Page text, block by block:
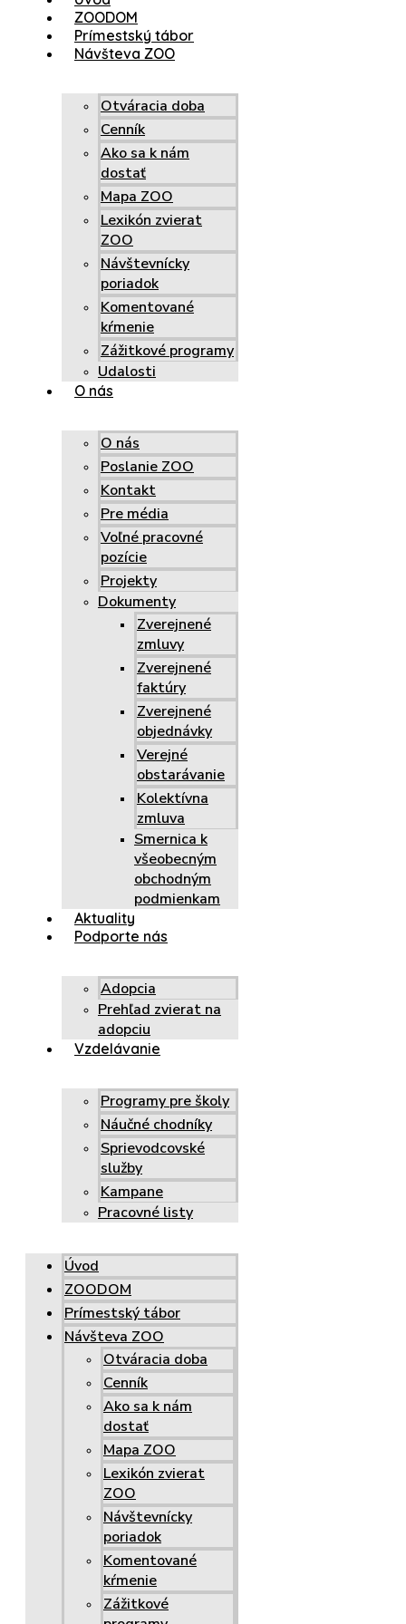
ZOODOM
Prímestský tábor
Návšteva ZOO
Otváracia doba
Cenník
Ako sa k nám
dostať
Mapa ZOO
Lexikón zvierat
ZOO
Návštevnícky
poriadok
Komentované
kŕmenie
Zážitkové programy
Udalosti
O nás
O nás
Poslanie ZOO
Kontakt
Pre média
Voľné pracovné
pozície
Projekty
Dokumenty
Zverejnené
zmluvy
Zverejnené
faktúry
Zverejnené
objednávky
Verejné
obstarávanie
Kolektívna
zmluva
Smernica k
všeobecným
obchodným
podmienkam
Aktuality
Podporte nás
Adopcia
Prehľad zvierat na
adopciu
Vzdelávanie
Programy pre školy
Náučné chodníky
Sprievodcovské
služby
Kampane
Pracovné listy
Úvod
ZOODOM
Prímestský tábor
Návšteva ZOO
Otváracia doba
Cenník
Ako sa k nám
dostať
Mapa ZOO
Lexikón zvierat
ZOO
Návštevnícky
poriadok
Komentované
kŕmenie
Zážitkové